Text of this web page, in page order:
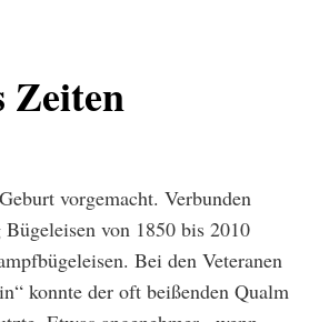
Zeiten
vorgemacht. Verbunden
von 1850 bis 2010
Bei den Veteranen
konnte der oft beißenden Qualm